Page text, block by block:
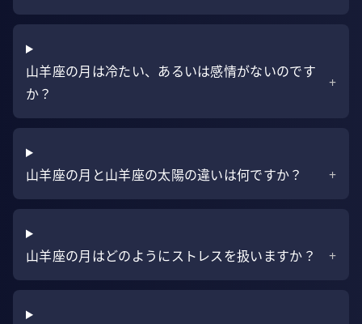
山羊座の月は冷たい、あるいは感情がないのです
か？
+
山羊座の月と山羊座の太陽の違いは何ですか？ +
山羊座の月はどのようにストレスを扱いますか？ +